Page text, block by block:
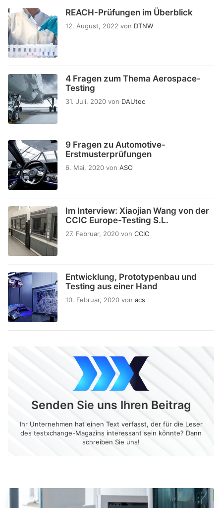
REACH-Prüfungen im Überblick
12. August, 2022 von DTNW
4 Fragen zum Thema Aerospace-
Testing
31. Juli, 2020 von DAUtec
9 Fragen zu Automotive-
Erstmusterprüfungen
6. Mai, 2020 von ASO
Im Interview: Xiaojian Wang von der
CCIC Europe-Testing S.L.
27. Februar, 2020 von CCIC
Entwicklung, Prototypenbau und
Testing aus einer Hand
10. Februar, 2020 von acs
Senden Sie uns Ihren Beitrag
Ihr Unternehmen hat einen Text verfasst, der für die Leser
des testxchange-Magazins interessant sein könnte? Dann
schreiben Sie uns!